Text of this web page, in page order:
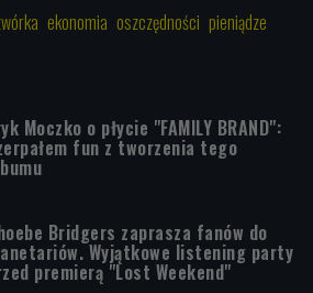
ekonomia oszczędności pieniądze
Moczko o płycie "FAMILY BRAND":
fun z tworzenia tego
Bridgers zaprasza fanów do
Wyjątkowe listening party
premierą "Lost Weekend"